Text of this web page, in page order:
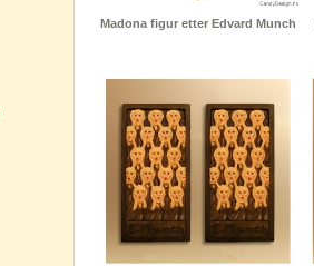
Madona figur etter Edvard Munch